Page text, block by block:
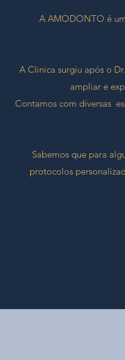
A AMODONTO é
A Clinica surgiu após o
ampliar e
Contamos com diversas
Sabemos que para
protocolos